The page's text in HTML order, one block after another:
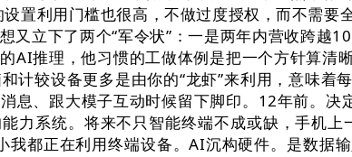
置利用门槛也很高，不做过度授权，而不需
立下了两个“军令状”：一是两年内营收跨越
AI推理，他习惯的工做体例是把一个方针算清
较设备更多是由你的“龙虾”来利用，意味着
、跟大模子互动时候留下脚印。12年前。决
力系统。将来不只智能终端不成或缺，手机
都正在利用终端设备。AI沉构硬件。是数据